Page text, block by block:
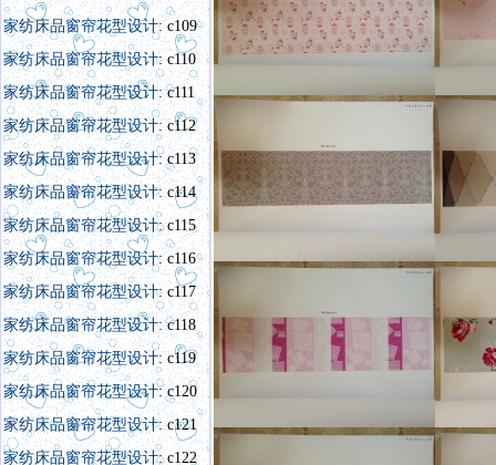
家纺床品窗帘花型设计: c109
家纺床品窗帘花型设计: c110
家纺床品窗帘花型设计: c111
家纺床品窗帘花型设计: c112
家纺床品窗帘花型设计: c113
家纺床品窗帘花型设计: c114
家纺床品窗帘花型设计: c115
家纺床品窗帘花型设计: c116
家纺床品窗帘花型设计: c117
家纺床品窗帘花型设计: c118
家纺床品窗帘花型设计: c119
家纺床品窗帘花型设计: c120
家纺床品窗帘花型设计: c121
家纺床品窗帘花型设计:c122